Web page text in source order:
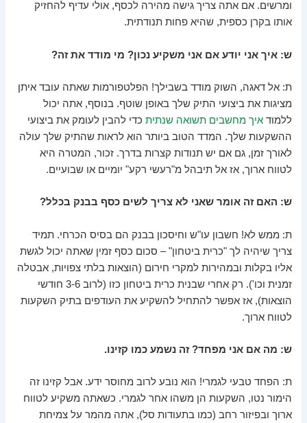
ומרשים. אם אתה צריך גישה מהירה לכסף, אולי עדיף להחזיק
אותו בקרן כספית, שהיא פחות תנודתית.
ש: איך אני יודע אם אני משקיע נכון? מי מודד את זה?
ת: אל דאגה, השוק מודד בשבילך! הפלטפורמות שאתה עובד איתן
מציגות את ביצועי התיק שלך באופן שוטף. בנוסף, אתה יכול
ללמודאיך מחשבים תשואה שנתית כדי להבין לעומק את ביצועי
ההשקעות שלך. המדד הטוב ביותר הוא לראות שהתיק שלך עולה
לאורך זמן, גם אם יש תנודות קצרות בדרך. זכור, המטרה היא
לטווח ארוך, אז אל תיבהל מ"רעשי רקע" יומיים או שבועיים.
ש: האם זה אומר שאני לא צריך לשים כסף בבנק בכלל?
ת: ממש לא! חשבון עו"ש וחיסכון בבנק הם בסיס הכרחי. תמיד
צריך שיהיה לך "כרית ביטחון" – סכום כסף זמין שאתה יכול לגשת
אליו בקלות ובמהירות למקרי חירום (הוצאות בלתי צפויות, אבטלה
זמנית וכו'). רק אחרי שבנית כרית ביטחון כזו (לרוב 3-6 חודשי
הוצאות), אז אפשר להתחיל להשקיע את העודפים בתיק השקעות
לטווח ארוך.
ש: מה אם אני מפחד? זה נשמע כמו קזינו.
ת: הפחד טבעי לגמרי! הוא נובע לרוב מחוסר ידע. אבל קזינו זה
הימור נטו, השקעות הן משהו אחר לגמרי. כשאתה משקיע לטווח
ארוך ובפיזור רחב (כמו בתעודות סל), אתה מהמר על צמיחת